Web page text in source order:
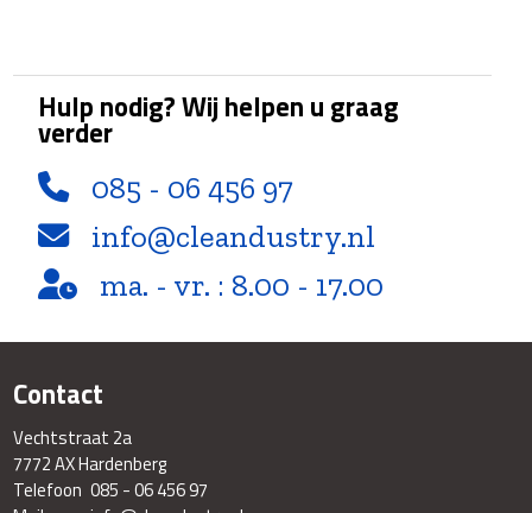
Hulp nodig? Wij helpen u graag
verder
085 - 06 456 97
info@cleandustry.nl
ma. - vr. : 8.00 - 17.00
Contact
Vechtstraat 2a
7772 AX Hardenberg
Telefoon 085 - 06 456 97